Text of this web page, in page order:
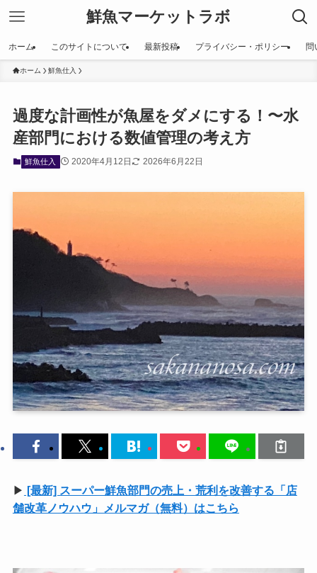
鮮魚マーケットラボ
ホーム このサイトについて 最新投稿 プライバシー・ポリシー 問
ホーム 鮮魚仕入
過度な計画性が魚屋をダメにする！〜水
産部門における数値管理の考え方
鮮魚仕入 2020年4月12日 2026年6月22日
▶ [最新] スーパー鮮魚部門の売上・荒利を改善する「店
舗改革ノウハウ」メルマガ（無料）はこちら